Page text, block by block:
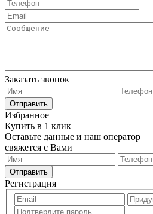
Заказать звонок
Отправить
Избранное
Купить в 1 клик
Оставьте данные и наш оператор
свяжется с Вами
Отправить
Регистрация